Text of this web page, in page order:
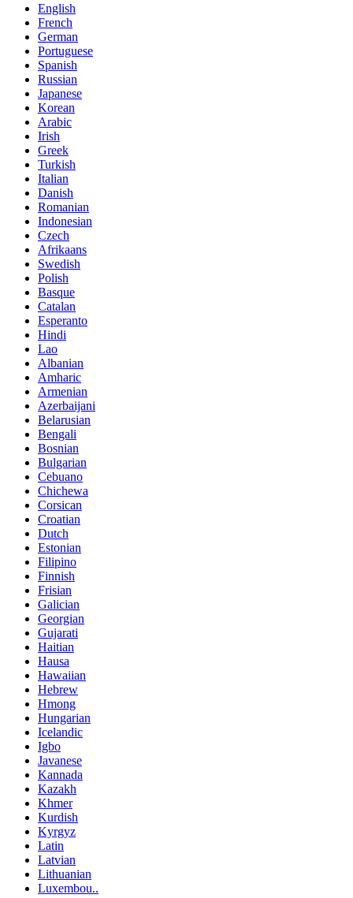
English
French
German
Portuguese
Spanish
Russian
Japanese
Korean
Arabic
Irish
Greek
Turkish
Italian
Danish
Romanian
Indonesian
Czech
Afrikaans
Swedish
Polish
Basque
Catalan
Esperanto
Hindi
Lao
Albanian
Amharic
Armenian
Azerbaijani
Belarusian
Bengali
Bosnian
Bulgarian
Cebuano
Chichewa
Corsican
Croatian
Dutch
Estonian
Filipino
Finnish
Frisian
Galician
Georgian
Gujarati
Haitian
Hausa
Hawaiian
Hebrew
Hmong
Hungarian
Icelandic
Igbo
Javanese
Kannada
Kazakh
Khmer
Kurdish
Kyrgyz
Latin
Latvian
Lithuanian
Luxembou..